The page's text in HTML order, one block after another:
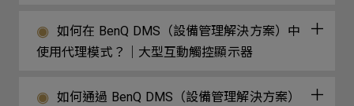
如何在 BenQ DMS（設備管理解決方案）中
使用代理模式？｜大型互動觸控顯示器
如何通過 BenQ DMS（設備管理解決方案）